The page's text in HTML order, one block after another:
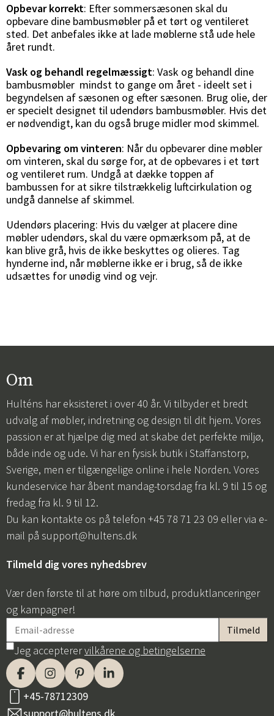
Sverige
Norge
Suomi
Opbevar korrekt: Efter sommersæsonen skal du
opbevare dine bambusmøbler på et tørt og ventileret
sted. Det anbefales ikke at lade møblerne stå ude hele
året rundt.
Vask og behandl regelmæssigt: Vask og behandl dine
bambusmøbler mindst to gange om året - ideelt set i
begyndelsen af sæsonen og efter sæsonen. Brug olie, der
er specielt designet til udendørs bambusmøbler. Hvis det
er nødvendigt, kan du også bruge midler mod skimmel.
Opbevaring om vinteren: Når du opbevarer dine møbler
om vinteren, skal du sørge for, at de opbevares i et tørt
og ventileret rum. Undgå at dække toppen af
bambussen for at sikre tilstrækkelig luftcirkulation og
undgå dannelse af skimmel.
Udendørs placering: Hvis du vælger at placere dine
møbler udendørs, skal du være opmærksom på, at de
kan blive grå, hvis de ikke beskyttes og olieres. Tag
hynderne ind, når møblerne ikke er i brug, så de ikke
udsættes for unødig vind og vejr.
Om
Hulténs har eksisteret i over 40 år. Vi tilbyder et bredt
udvalg af møbler, indretning og design til dit hjem. Vores
passion er at hjælpe dig med at skabe det perfekte miljø,
både inde og ude. Vi har en fysisk butik i Staffanstorp,
Sverige, men er tilgængelige online i hele Norden. Vores
kundeservice har åbent mandag-torsdag fra kl. 9 til 15 og
fredag fra kl. 9 til 12.
Du kan kontakte os på telefon +45 78 71 23 09 eller via e-
mail på support@hultens.dk
Tilmeld dig vores nyhedsbrev
Vær den første til at høre om tilbud, produktlanceringer
og kampagner!
Jeg accepterervilkårene og betingelserne
+45-78712309